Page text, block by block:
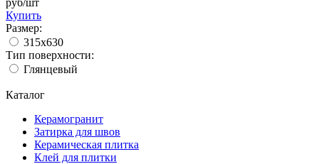
руб/шт
Купить
Размер:
315x630
Тип поверхности:
Глянцевый
Каталог
Керамогранит
Затирка для швов
Керамическая плитка
Клей для плитки